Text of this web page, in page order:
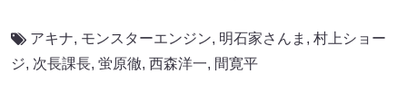
アキナ, モンスターエンジン, 明石家さんま , 村上ショー
ジ, 次長課長, 蛍原徹, 西森洋一, 間寛平